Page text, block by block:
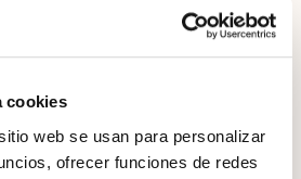
cookies
web se usan para personalizar
ofrecer funciones de redes
de un original perdido de